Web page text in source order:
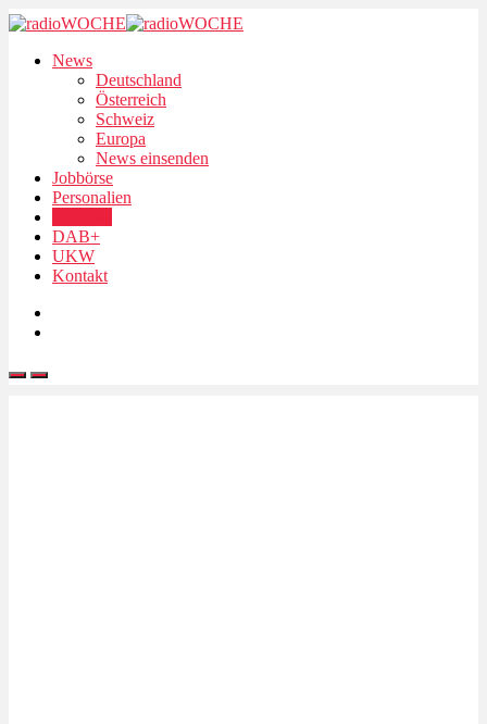
News
Deutschland
Österreich
Schweiz
Europa
News einsenden
Jobbörse
Personalien
DAB+
UKW
Kontakt